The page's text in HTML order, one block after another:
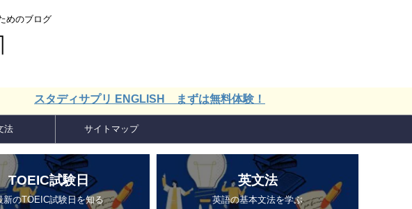
めのブログ
ディサプリ ENGLISH まずは無料体験！
法 サイトマップ
TOEIC試験日
新のTOEIC試験日を知る
英文法
英語の基本文法を学ぶ